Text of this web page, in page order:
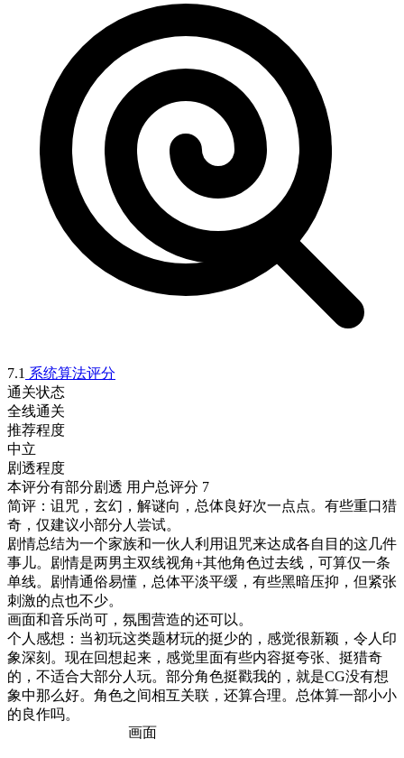
7.1 系统算法评分
通关状态
全线通关
推荐程度
中立
剧透程度
本评分有部分剧透 用户总评分 7
简评：诅咒，玄幻，解谜向，总体良好次一点点。有些重口猎
奇，仅建议小部分人尝试。
剧情总结为一个家族和一伙人利用诅咒来达成各自目的这几件
事儿。剧情是两男主双线视角+其他角色过去线，可算仅一条
单线。剧情通俗易懂，总体平淡平缓，有些黑暗压抑，但紧张
刺激的点也不少。
画面和音乐尚可，氛围营造的还可以。
个人感想：当初玩这类题材玩的挺少的，感觉很新颖，令人印
象深刻。现在回想起来，感觉里面有些内容挺夸张、挺猎奇
的，不适合大部分人玩。部分角色挺戳我的，就是CG没有想
象中那么好。角色之间相互关联，还算合理。总体算一部小小
画面